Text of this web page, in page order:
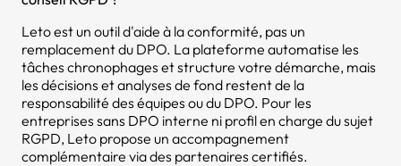
Leto est un outil d'aide à la conformité, pas un
remplacement du DPO. La plateforme automatise les
tâches chronophages et structure votre démarche, mais
les décisions et analyses de fond restent de la
responsabilité des équipes ou du DPO. Pour les
entreprises sans DPO interne ni profil en charge du sujet
RGPD, Leto propose un accompagnement
complémentaire via des partenaires certifiés.